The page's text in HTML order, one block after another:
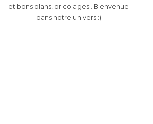
et bons plans, bricolages.. Bienvenue
dans notre univers :)